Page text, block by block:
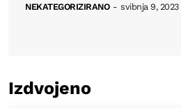
NEKATEGORIZIRANO - svibnja 9, 2023
Izdvojeno